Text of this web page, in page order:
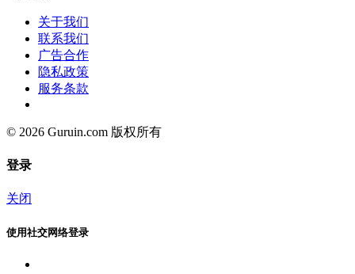
关于我们
联系我们
广告合作
隐私政策
服务条款
© 2026 Guruin.com 版权所有
登录
关闭
使用社交网络登录